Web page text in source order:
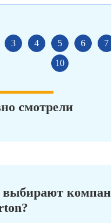
3 4 5 6 7
10
смотрели
выбирают